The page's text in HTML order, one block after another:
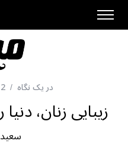
در یک نگاه
زیبایی زنان،
سعید